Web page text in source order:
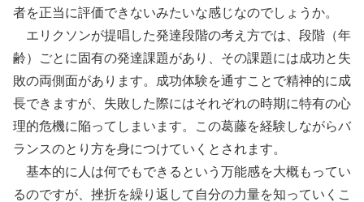
者を正当に評価できないみたいな感じなのでしょうか。
エリクソンが提唱した発達段階の考え方では、段階（年
齢）ごとに固有の発達課題があり、その課題には成功と失
敗の両側面があります。成功体験を通すことで精神的に成
長できますが、失敗した際にはそれぞれの時期に特有の心
理的危機に陥ってしまいます。この葛藤を経験しながらバ
ランスのとり方を身につけていくとされます。
基本的に人は何でもできるという万能感を大概もってい
るのですが、挫折を繰り返して自分の力量を知っていくこ